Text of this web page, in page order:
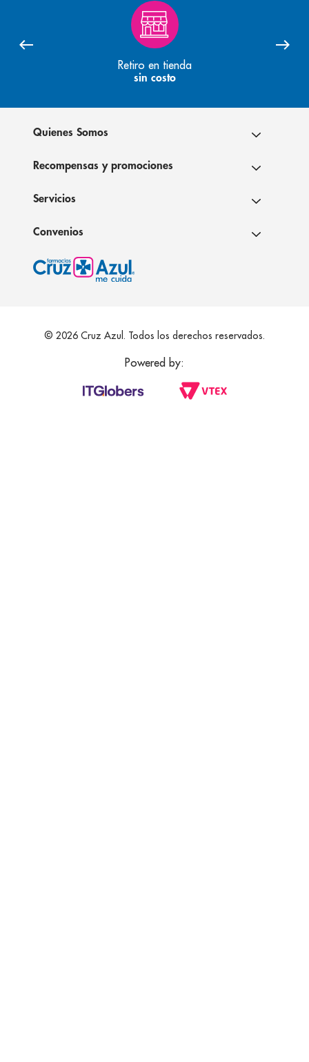
Retiro en tienda
sin costo
Quienes Somos
Recompensas y promociones
Servicios
Convenios
© 2026 Cruz Azul. Todos los derechos reservados.
Powered by: